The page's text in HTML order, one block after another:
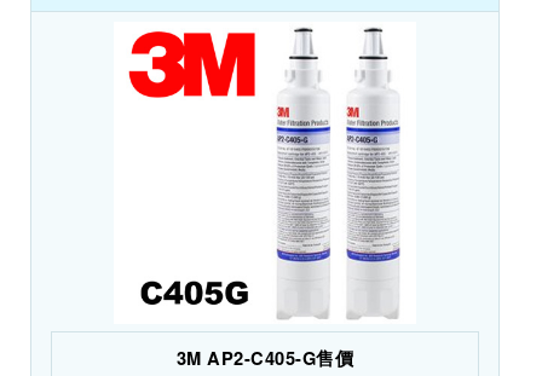
3M AP2-C405-G售價